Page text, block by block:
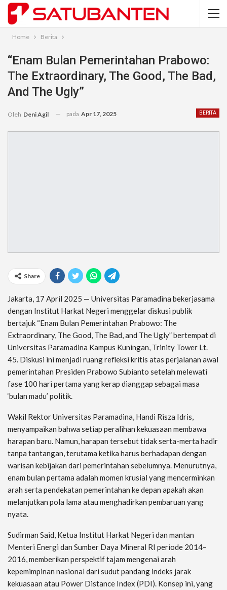
Home Berita
“Enam Bulan Pemerintahan Prabowo:
The Extraordinary, The Good, The Bad,
And The Ugly”
BERITA
Oleh Deni Agil pada Apr 17, 2025
Share
Jakarta, 17 April 2025 — Universitas Paramadina bekerjasama
dengan Institut Harkat Negeri menggelar diskusi publik
bertajuk “Enam Bulan Pemerintahan Prabowo: The
Extraordinary, The Good, The Bad, and The Ugly” bertempat di
Universitas Paramadina Kampus Kuningan, Trinity Tower Lt.
45. Diskusi ini menjadi ruang refleksi kritis atas perjalanan awal
pemerintahan Presiden Prabowo Subianto setelah melewati
fase 100 hari pertama yang kerap dianggap sebagai masa
‘bulan madu’ politik.
Wakil Rektor Universitas Paramadina, Handi Risza Idris,
menyampaikan bahwa setiap peralihan kekuasaan membawa
harapan baru. Namun, harapan tersebut tidak serta-merta hadir
tanpa tantangan, terutama ketika harus berhadapan dengan
warisan kebijakan dari pemerintahan sebelumnya. Menurutnya,
enam bulan pertama adalah momen krusial yang mencerminkan
arah serta pendekatan pemerintahan ke depan apakah akan
melanjutkan pola lama atau menghadirkan pembaruan yang
nyata.
Sudirman Said, Ketua Institut Harkat Negeri dan mantan
Menteri Energi dan Sumber Daya Mineral RI periode 2014–
2016, memberikan perspektif tajam mengenai arah
kepemimpinan nasional dari sudut pandang indeks jarak
kekuasaan atau Power Distance Index (PDI). Konsep ini, yang